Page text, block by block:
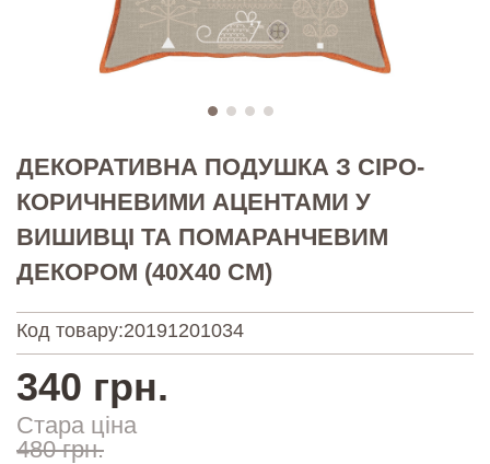
ДЕКОРАТИВНА ПОДУШКА З СІРО-
КОРИЧНЕВИМИ АЦЕНТАМИ У
ВИШИВЦІ ТА ПОМАРАНЧЕВИМ
ДЕКОРОМ (40Х40 СМ)
Код товару:20191201034
340 грн.
Стара ціна
480 грн.